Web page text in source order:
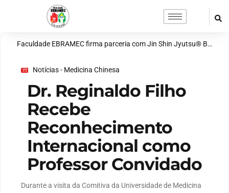
Faculdade EBRAMEC firma parceria com Jin Shin Jyutsu® Brasil para ampliar ensino em terapias integrativas
Notícias - Medicina Chinesa
Dr. Reginaldo Filho
Recebe
Reconhecimento
Internacional como
Professor Convidado
Durante a visita da Comitiva da Universidade de Medicina